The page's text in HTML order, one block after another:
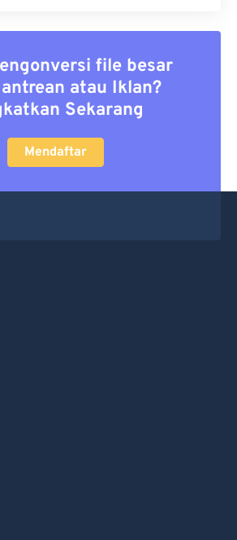
file besar
atau Iklan?
Sekarang
Mendaftar